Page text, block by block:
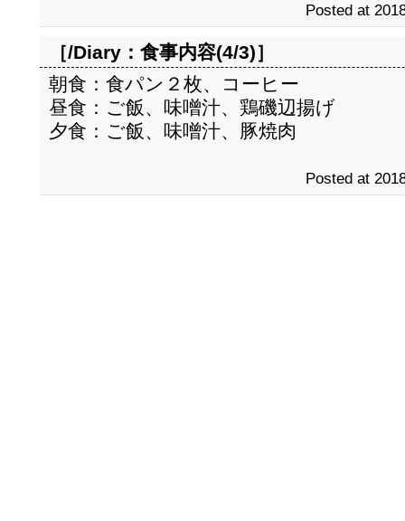
Posted at
［/Diary： 食事内容(4/3)］
朝食：食パン２枚、コーヒー
昼食：ご飯、味噌汁、鶏磯辺揚げ
夕食：ご飯、味噌汁、豚焼肉
Posted at